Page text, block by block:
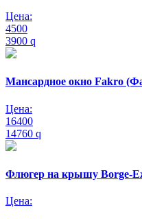
Цена:
4500
3900 q
Мансардное окно Fakro
Цена:
16400
14760 q
Флюгер на крышу Borge-
Цена: